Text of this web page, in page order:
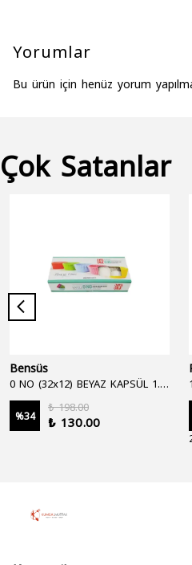
Yorumlar
Bu ürün için henüz yorum
Çok Satanlar
Bensüs
%34
₺ 198.00
₺ 130.00